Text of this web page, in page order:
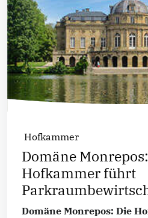
Hofkammer
Domäne
Hofkammer führt
Domäne Monrepos: Die